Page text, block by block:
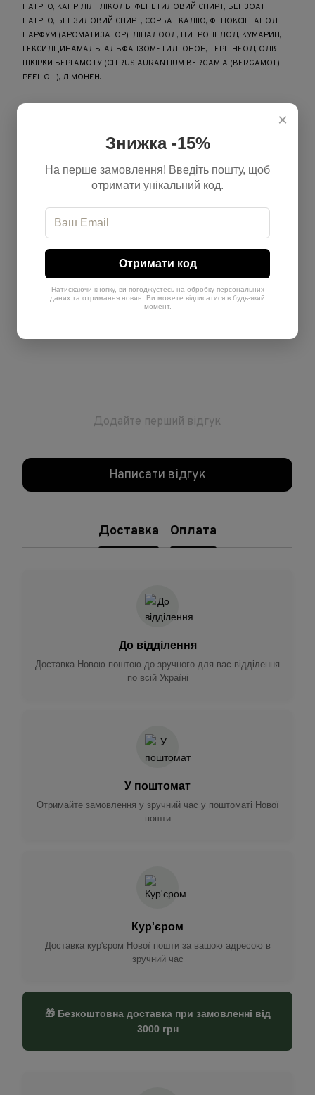
НАТРІЮ, КАПРІЛІЛГЛІКОЛЬ, ФЕНЕТИЛОВИЙ СПИРТ, БЕНЗОАТ
НАТРІЮ, БЕНЗИЛОВИЙ СПИРТ, СОРБАТ КАЛІЮ, ФЕНОКСІЕТАНОЛ,
ПАРФУМ (АРОМАТИЗАТОР), ЛІНАЛООЛ, ЦИТРОНЕЛОЛ, КУМАРИН,
ГЕКСИЛЦИНАМАЛЬ, АЛЬФА-ІЗОМЕТИЛ ІОНОН, ТЕРПІНЕОЛ, ОЛІЯ
ШКІРКИ БЕРГАМОТУ (CITRUS AURANTIUM BERGAMIA (BERGAMOT)
PEEL OIL), ЛІМОНЕН.
250 мл
Країна-виробник Італія
Тип продукту Шампунь
Для захисту кольору
Додайте перший відгук
Написати відгук
Доставка Оплата
До відділення
Доставка Новою поштою до зручного для вас відділення
по всій Україні
У поштомат
Отримайте замовлення у зручний час у поштоматі Нової
пошти
Кур'єром
Доставка кур'єром Нової пошти за вашою адресою в
зручний час
🎁 Безкоштовна доставка при замовленні від
3000 грн
×
Знижка -15%
На перше замовлення! Введіть пошту, щоб
отримати унікальний код.
Отримати код
Натискаючи кнопку, ви погоджуєтесь на обробку персональних
даних та отримання новин. Ви можете відписатися в будь-який
момент.